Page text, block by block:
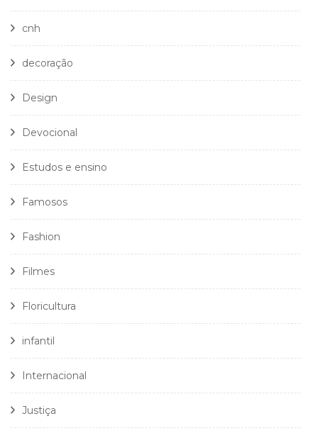
cnh
decoração
Design
Devocional
Estudos e ensino
Famosos
Fashion
Filmes
Floricultura
infantil
Internacional
Justiça